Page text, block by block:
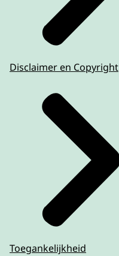
Disclaimer en Copyright
Toegankelijkheid